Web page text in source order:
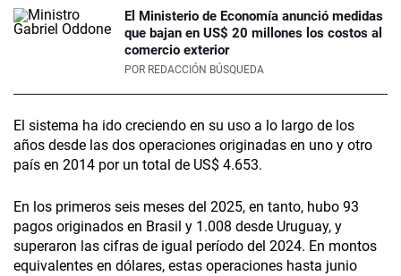
El Ministerio de Economía anunció medidas
que bajan en US$ 20 millones los costos al
comercio exterior
POR REDACCIÓN BÚSQUEDA
El sistema ha ido creciendo en su uso a lo largo de los
años desde las dos operaciones originadas en uno y otro
país en 2014 por un total de US$ 4.653.
En los primeros seis meses del 2025, en tanto, hubo 93
pagos originados en Brasil y 1.008 desde Uruguay, y
superaron las cifras de igual período del 2024. En montos
equivalentes en dólares, estas operaciones hasta junio